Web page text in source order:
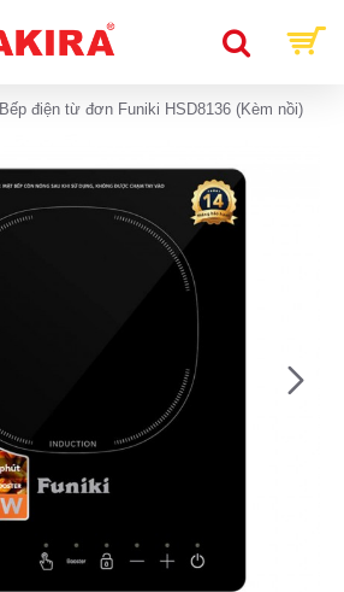
Bếp điện từ đơn Funiki HSD8136 (Kèm nồi)